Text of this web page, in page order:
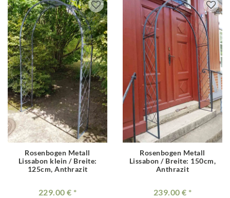
Rosenbogen Metall
Lissabon klein / Breite:
125cm, Anthrazit
229.00 €
Rosenbogen Metall
Lissabon / Breite: 150cm,
Anthrazit
239.00 €